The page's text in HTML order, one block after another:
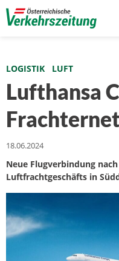
LOGISTIK LUFT
Lufthansa
18.06.2024
Neue Flugverbindung
Luftfrachtgeschäfts in